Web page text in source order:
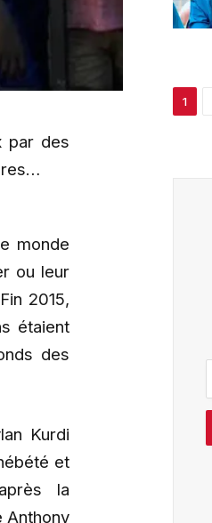
par des
monde
ou leur
2015,
étaient
des
Kurdi
et
la
Anthony
1